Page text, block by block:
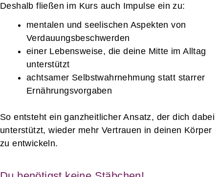
Deshalb fließen im Kurs auch Impulse ein zu:
mentalen und seelischen Aspekten von
Verdauungsbeschwerden
einer Lebensweise, die deine Mitte im Alltag
unterstützt
achtsamer Selbstwahrnehmung statt starrer
Ernährungsvorgaben
So entsteht ein ganzheitlicher Ansatz, der dich dabei
unterstützt, wieder mehr Vertrauen in deinen Körper
zu entwickeln.